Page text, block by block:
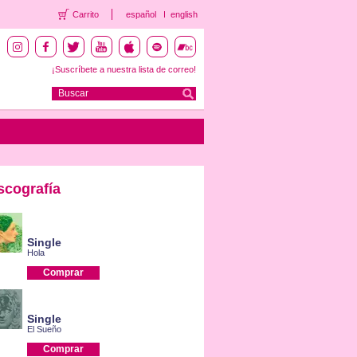
Carrito español english
¡Suscríbete a nuestra lista de correo!
Single
Hola
Comprar
Single
El Sueño
Comprar